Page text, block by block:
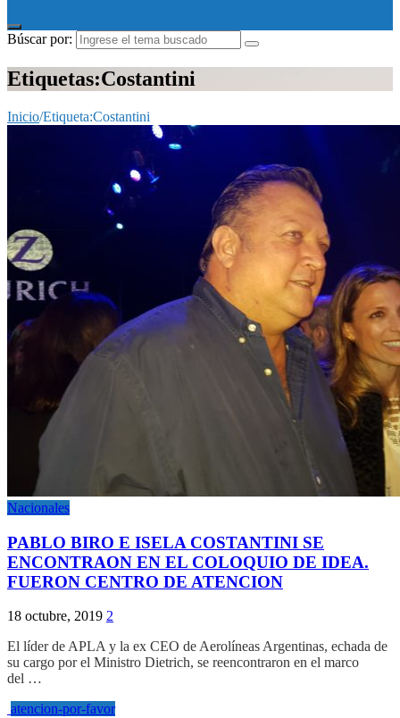
Búscar por:
Etiquetas:Costantini
Inicio/Etiqueta:Costantini
Nacionales
PABLO BIRO E ISELA COSTANTINI SE
ENCONTRAON EN EL COLOQUIO DE IDEA.
FUERON CENTRO DE ATENCION
18 octubre, 2019 2
El líder de APLA y la ex CEO de Aerolíneas Argentinas, echada de
su cargo por el Ministro Dietrich, se reencontraron en el marco
del …
atencion-por-favor